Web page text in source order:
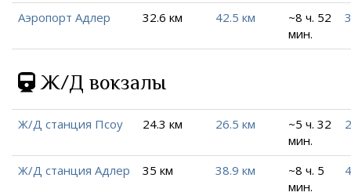
Аэропорт Адлер 32.6 км 42.5 км
~8 ч. 52
мин.
Ж/Д вокзалы
Ж/Д станция Псоу 24.3 км 26.5 км
~5 ч. 32
мин.
Ж/Д станция Адлер 35 км 38.9 км
~8 ч. 5
мин.